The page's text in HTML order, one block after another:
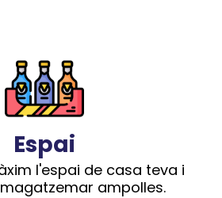
Espai
l'espai de casa teva i
ampolles.